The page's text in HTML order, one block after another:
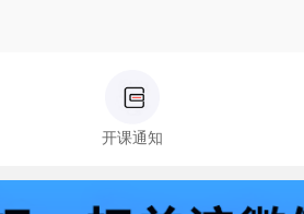
开课通知